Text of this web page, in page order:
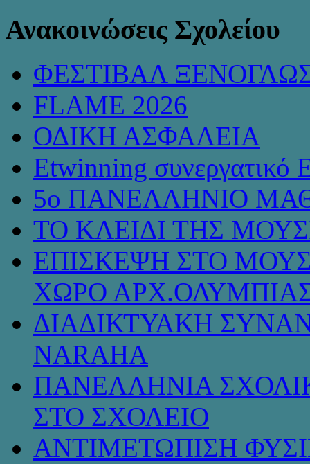
Ανακοινώσεις Σχολείου
ΦΕΣΤΙΒΑΛ
FLAME 2026
ΟΔΙΚΗ ΑΣΦΑΛΕΙΑ
Etwinning συνεργατικό
5ο ΠΑΝΕΛΛΗΝΙΟ
ΤΟ ΚΛΕΙΔΙ ΤΗΣ
ΕΠΙΣΚΕΨΗ ΣΤΟ
ΧΩΡΟ
ΔΙΑΔΙΚΤΥΑΚΗ
NARAHA
ΠΑΝΕΛΛΗΝΙΑ
ΣΤΟ ΣΧΟΛΕΙΟ
ΑΝΤΙΜΕΤΩΠΙΣΗ